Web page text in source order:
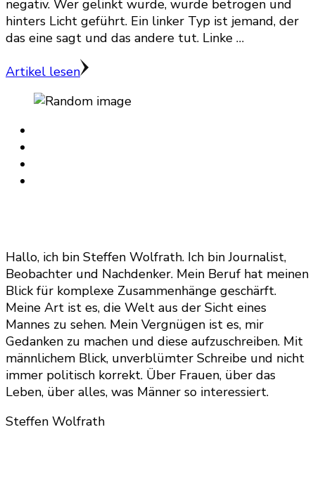
negativ. Wer gelinkt wurde, wurde betrogen und
hinters Licht geführt. Ein linker Typ ist jemand, der
das eine sagt und das andere tut. Linke …
Artikel lesen
Hallo, ich bin Steffen Wolfrath. Ich bin Journalist,
Beobachter und Nachdenker. Mein Beruf hat meinen
Blick für komplexe Zusammenhänge geschärft.
Meine Art ist es, die Welt aus der Sicht eines
Mannes zu sehen. Mein Vergnügen ist es, mir
Gedanken zu machen und diese aufzuschreiben. Mit
männlichem Blick, unverblümter Schreibe und nicht
immer politisch korrekt. Über Frauen, über das
Leben, über alles, was Männer so interessiert.
Steffen Wolfrath